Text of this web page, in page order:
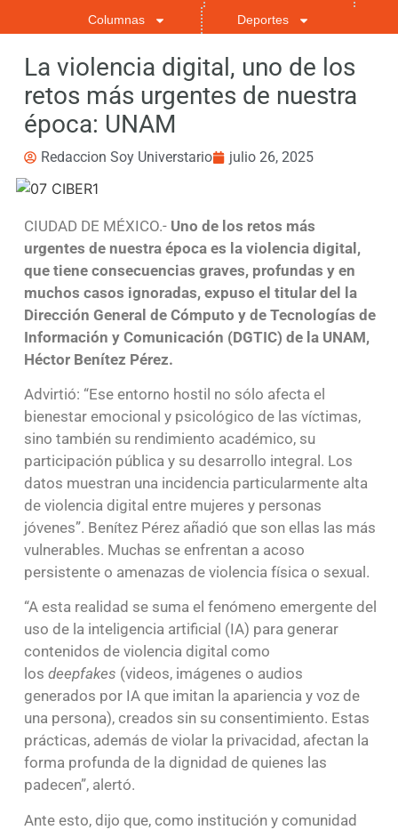
Columnas
Deportes
La violencia digital, uno de los
retos más urgentes de nuestra
época: UNAM
Redaccion Soy Universtario julio 26, 2025
CIUDAD DE MÉXICO.- Uno de los retos más
urgentes de nuestra época es la violencia digital,
que tiene consecuencias graves, profundas y en
muchos casos ignoradas, expuso el titular del la
Dirección General de Cómputo y de Tecnologías de
Información y Comunicación (DGTIC) de la UNAM,
Héctor Benítez Pérez.
Advirtió: “Ese entorno hostil no sólo afecta el
bienestar emocional y psicológico de las víctimas,
sino también su rendimiento académico, su
participación pública y su desarrollo integral. Los
datos muestran una incidencia particularmente alta
de violencia digital entre mujeres y personas
jóvenes”. Benítez Pérez añadió que son ellas las más
vulnerables. Muchas se enfrentan a acoso
persistente o amenazas de violencia física o sexual.
“A esta realidad se suma el fenómeno emergente del
uso de la inteligencia artificial (IA) para generar
contenidos de violencia digital como
los deepfakes (videos, imágenes o audios
generados por IA que imitan la apariencia y voz de
una persona), creados sin su consentimiento. Estas
prácticas, además de violar la privacidad, afectan la
forma profunda de la dignidad de quienes las
padecen”, alertó.
Ante esto, dijo que, como institución y comunidad